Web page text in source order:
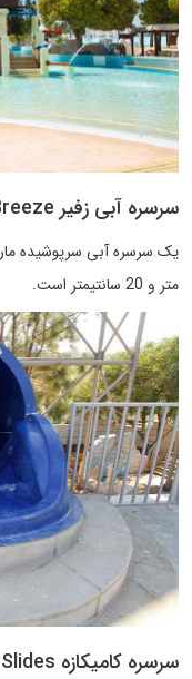
سرسره آبی زفیر Zephyr’s Breeze
یک سرسره آبی سرپوشیده
متر و 20 سانتیمتر است.
سرسره کامیکازه Kamikaze Slides